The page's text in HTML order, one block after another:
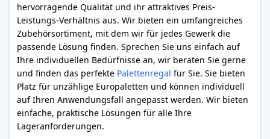
hervorragende Qualität und ihr attraktives Preis-
Leistungs-Verhältnis aus. Wir bieten ein umfangreiches
Zubehörsortiment, mit dem wir für jedes Gewerk die
passende Lösung finden. Sprechen Sie uns einfach auf
Ihre individuellen Bedürfnisse an, wir beraten Sie gerne
und finden das perfekte Palettenregal für Sie. Sie bieten
Platz für unzählige Europaletten und können individuell
auf Ihren Anwendungsfall angepasst werden. Wir bieten
einfache, praktische Lösungen für alle Ihre
Lageranforderungen.